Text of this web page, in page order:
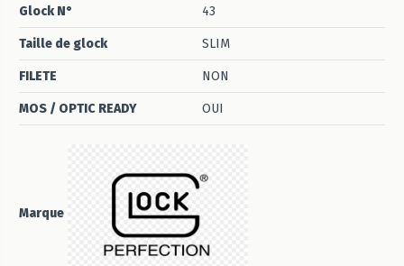
Glock N° 43
Taille de glock SLIM
FILETE NON
MOS / OPTIC READY OUI
Marque